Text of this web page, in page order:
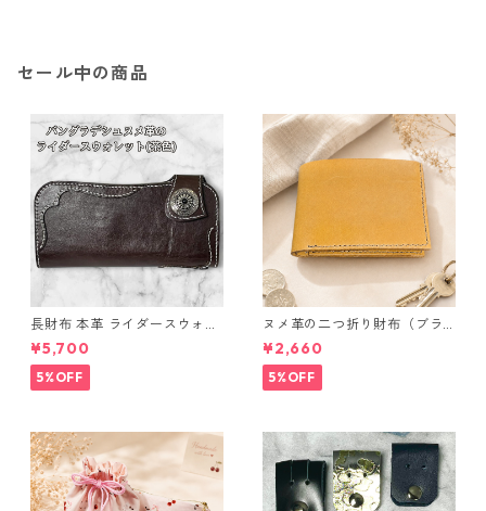
セール中の商品
長財布 本革 ライダースウォレ
ット 国産 ヌメ革 ブラウン バ
ングラデシュ l175 レザー 革財
布 ハンドメイド 経年変化
¥5,700
5%OFF
ヌメ革の二つ折り財布（ブラ
ウン系）
¥2,660
5%OFF